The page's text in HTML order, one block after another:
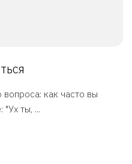
как часто вы
"Ух ты, ...